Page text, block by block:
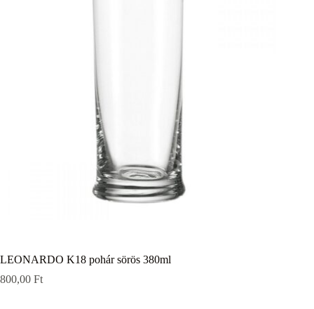
LEONARDO K18 pohár sörös 380ml
800,00 Ft